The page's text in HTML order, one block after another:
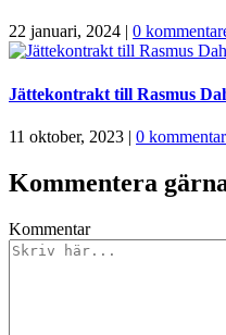
22 januari, 2024 0
Jättekontrakt till Rasmus
11 oktober, 2023 | 0
Kommentera
Kommentar